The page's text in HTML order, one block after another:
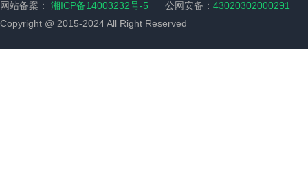
网站备案： 湘ICP备14003232号-5 公网安备： 43020302000291
Copyright @ 2015-2024 All Right Reserved